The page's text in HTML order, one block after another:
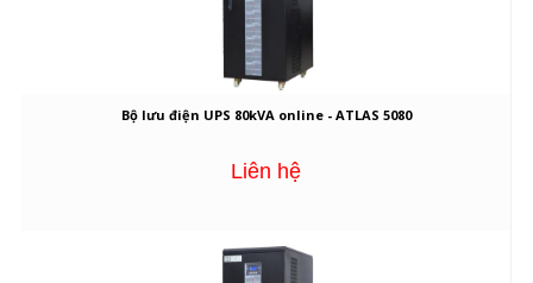
Bộ lưu điện UPS 80kVA online - ATLAS 5080
Liên hệ